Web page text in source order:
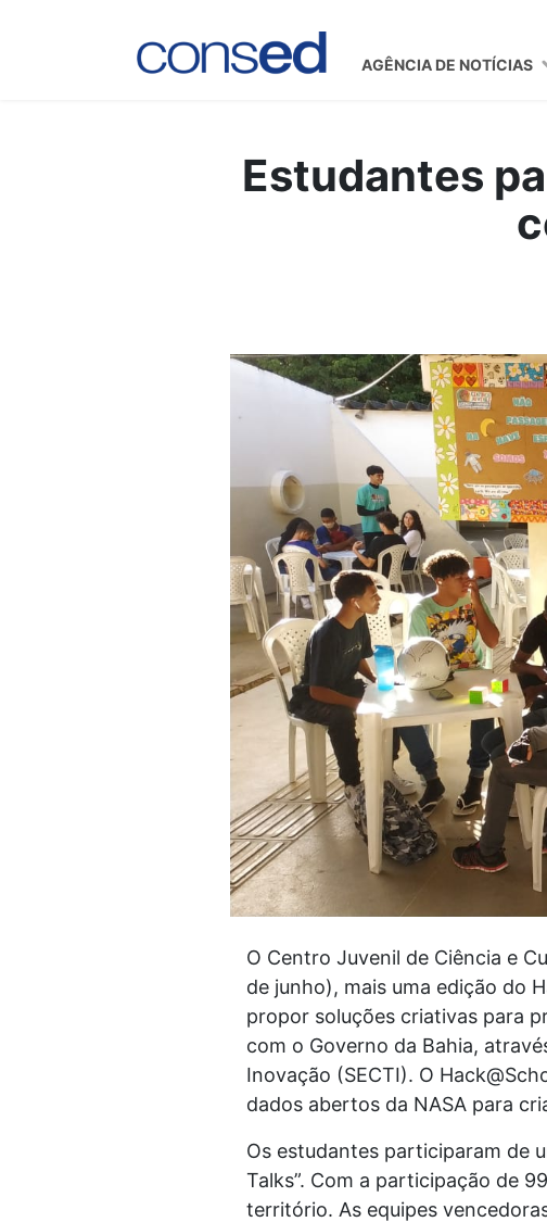
AGÊNCIA DE NOTÍCIAS
Estudantes
O Centro Juvenil de Ciência e
de junho), mais uma edição do
propor soluções criativas para
com o Governo da Bahia,
Inovação (SECTI). O
dados abertos da NASA para
Os estudantes participaram de
Talks”. Com a participação de
território. As equipes